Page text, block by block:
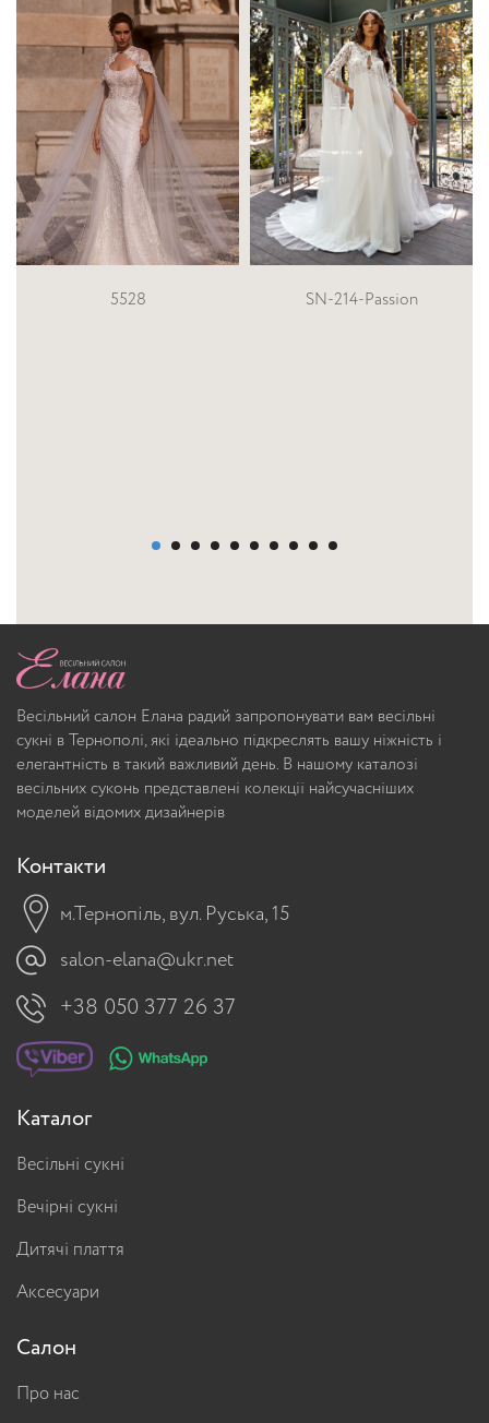
SN-214-Passion SN-187-Frida
Весільний салон Елана радий запропонувати вам весільні
сукні в Тернополі, які ідеально підкреслять вашу ніжність і
елегантність в такий важливий день. В нашому каталозі
весільних суконь представлені колекції найсучасніших
моделей відомих дизайнерів
Контакти
м.Тернопіль, вул. Руська, 15
salon-elana@ukr.net
+38 050 377 26 37
Каталог
Весільні сукні
Вечірні сукні
Дитячі плаття
Аксесуари
Салон
Про нас